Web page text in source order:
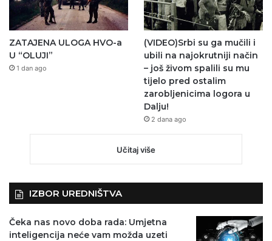
ZATAJENA ULOGA HVO-a
U “OLUJI”
1 dan ago
(VIDEO)Srbi su ga mučili i
ubili na najokrutniji način
– još živom spalili su mu
tijelo pred ostalim
zarobljenicima logora u
Dalju!
2 dana ago
Učitaj više
IZBOR UREDNIŠTVA
Čeka nas novo doba rada: Umjetna
inteligencija neće vam možda uzeti